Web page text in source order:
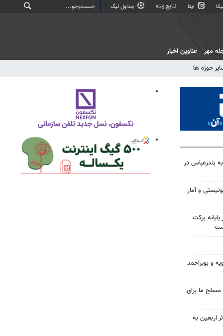
ایتا نتایج زنده جداول لیگ
حوزه ها
مهر عناوین اخبار
بندرعباس در
و آمار
برکت
و بویراحمد
ما برای
۱۷ هزار زائر اربعین به